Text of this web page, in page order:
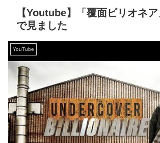
【Youtube】「覆面ビリオネ
で見ました
YouTube